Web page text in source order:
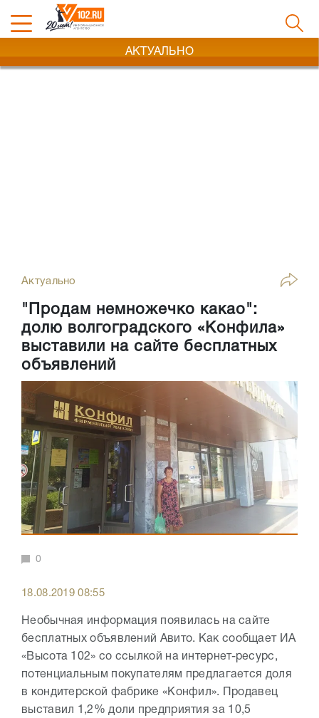
АКТУАЛЬНО
Актуально
"Продам немножечко какао":
долю волгоградского «Конфила»
выставили на сайте бесплатных
объявлений
0
18.08.2019 08:55
Необычная информация появилась на сайте
бесплатных объявлений Авито. Как сообщает ИА
«Высота 102» со ссылкой на интернет-ресурс,
потенциальным покупателям предлагается доля
в кондитерской фабрике «Конфил». Продавец
выставил 1,2% доли предприятия за 10,5